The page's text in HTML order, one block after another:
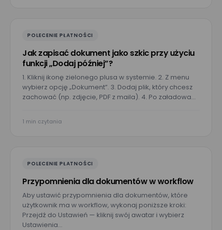
POLECENIE PŁATNOŚCI
Jak zapisać dokument jako szkic przy użyciu
funkcji „Dodaj później”?
1. Kliknij ikonę zielonego plusa w systemie. 2. Z menu
wybierz opcję „Dokument”. 3. Dodaj plik, który chcesz
zachować (np. zdjęcie, PDF z maila). 4. Po załadowa…
1 min czytania
POLECENIE PŁATNOŚCI
Przypomnienia dla dokumentów w workflow
Aby ustawić przypomnienia dla dokumentów, które
użytkownik ma w workflow, wykonaj poniższe kroki:
Przejdź do Ustawień — kliknij swój awatar i wybierz
Ustawienia…